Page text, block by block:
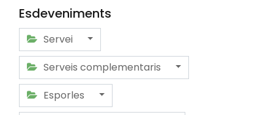
Esdeveniments
Servei
Serveis complementaris
Esporles